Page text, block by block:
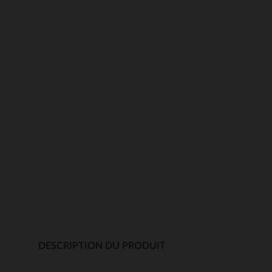
DESCRIPTION DU PRODUIT